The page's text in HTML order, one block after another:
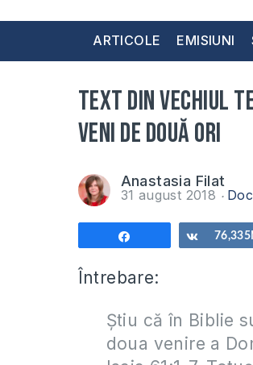
ARTICOLE EMISIUNI
Text din Vechiul
veni de două ori
Anastasia Filat
31 august 2018
Share
Întrebare:
Știu că în Biblie
doua venire a